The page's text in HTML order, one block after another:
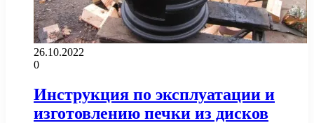
26.10.2022
0
Инструкция по эксплуатации и
изготовлению печки из дисков